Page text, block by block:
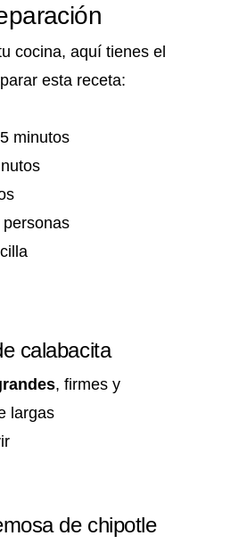
cocina, aquí tienes el
esta receta:
minutos
personas
calabacita
, firmes y
largas
de chipotle